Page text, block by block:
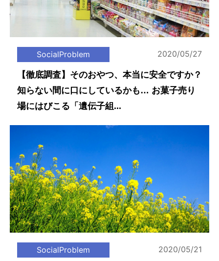
SocialProblem 2020/05/27
【徹底調査】そのおやつ、本当に安全ですか？
知らない間に口にしているかも… お菓子売り
場にはびこる「遺伝子組...
SocialProblem 2020/05/21